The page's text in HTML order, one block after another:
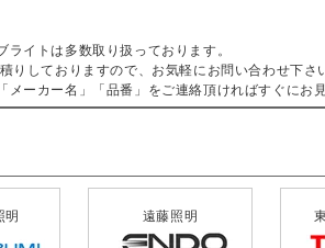
イトは多数取り扱っております。
しておりますので、お気軽にお問い合わせ下
ーカー名」「品番」をご連絡頂ければすぐにお
明 遠藤照明